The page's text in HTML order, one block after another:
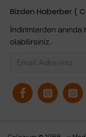
Bizden Haberber (
İndirimlerden
olabilirsiniz..